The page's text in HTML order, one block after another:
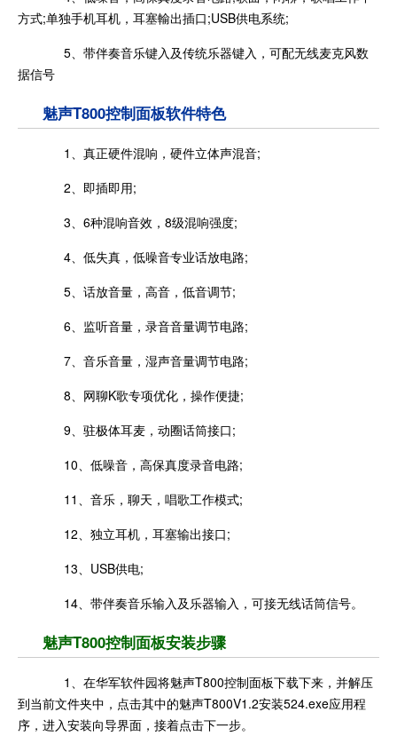
方式;单独手机耳机，耳塞輸出插口;USB供电系统;
5、带伴奏音乐键入及传统乐器键入，可配无线麦克风数
据信号
魅声T800控制面板软件特色
1、真正硬件混响，硬件立体声混音;
2、即插即用;
3、6种混响音效，8级混响强度;
4、低失真，低噪音专业话放电路;
5、话放音量，高音，低音调节;
6、监听音量，录音音量调节电路;
7、音乐音量，湿声音量调节电路;
8、网聊K歌专项优化，操作便捷;
9、驻极体耳麦，动圈话筒接口;
10、低噪音，高保真度录音电路;
11、音乐，聊天，唱歌工作模式;
12、独立耳机，耳塞输出接口;
13、USB供电;
14、带伴奏音乐输入及乐器输入，可接无线话筒信号。
魅声T800控制面板安装步骤
1、在华军软件园将魅声T800控制面板下载下来，并解压
到当前文件夹中，点击其中的魅声T800V1.2安装524.exe应用程
序，进入安装向导界面，接着点击下一步。